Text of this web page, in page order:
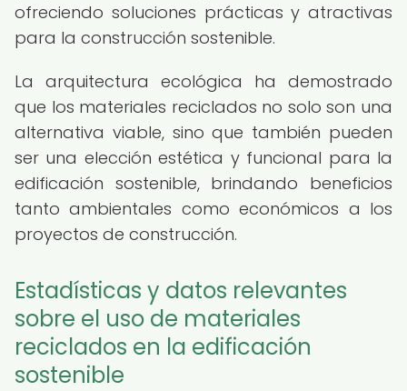
ofreciendo soluciones prácticas y atractivas
para la construcción sostenible.
La arquitectura ecológica ha demostrado
que los materiales reciclados no solo son una
alternativa viable, sino que también pueden
ser una elección estética y funcional para la
edificación sostenible, brindando beneficios
tanto ambientales como económicos a los
proyectos de construcción.
Estadísticas y datos relevantes
sobre el uso de materiales
reciclados en la edificación
sostenible